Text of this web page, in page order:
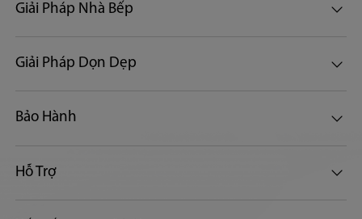
Giải Pháp Nhà Bếp
Giải Pháp Dọn Dẹp
Bảo Hành
Hỗ Trợ